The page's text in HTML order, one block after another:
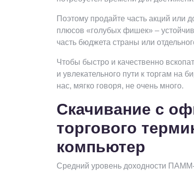
Поэтому продайте часть акций или
плюсов «голубых фишек» –
часть бюджета страны или
Чтобы быстро и качественно
и увлекательного пути к торгам
нас, мягко говоря, не очень много.
Скачивание с
торгового
компьютер
Средний уровень доходности ПАММ-